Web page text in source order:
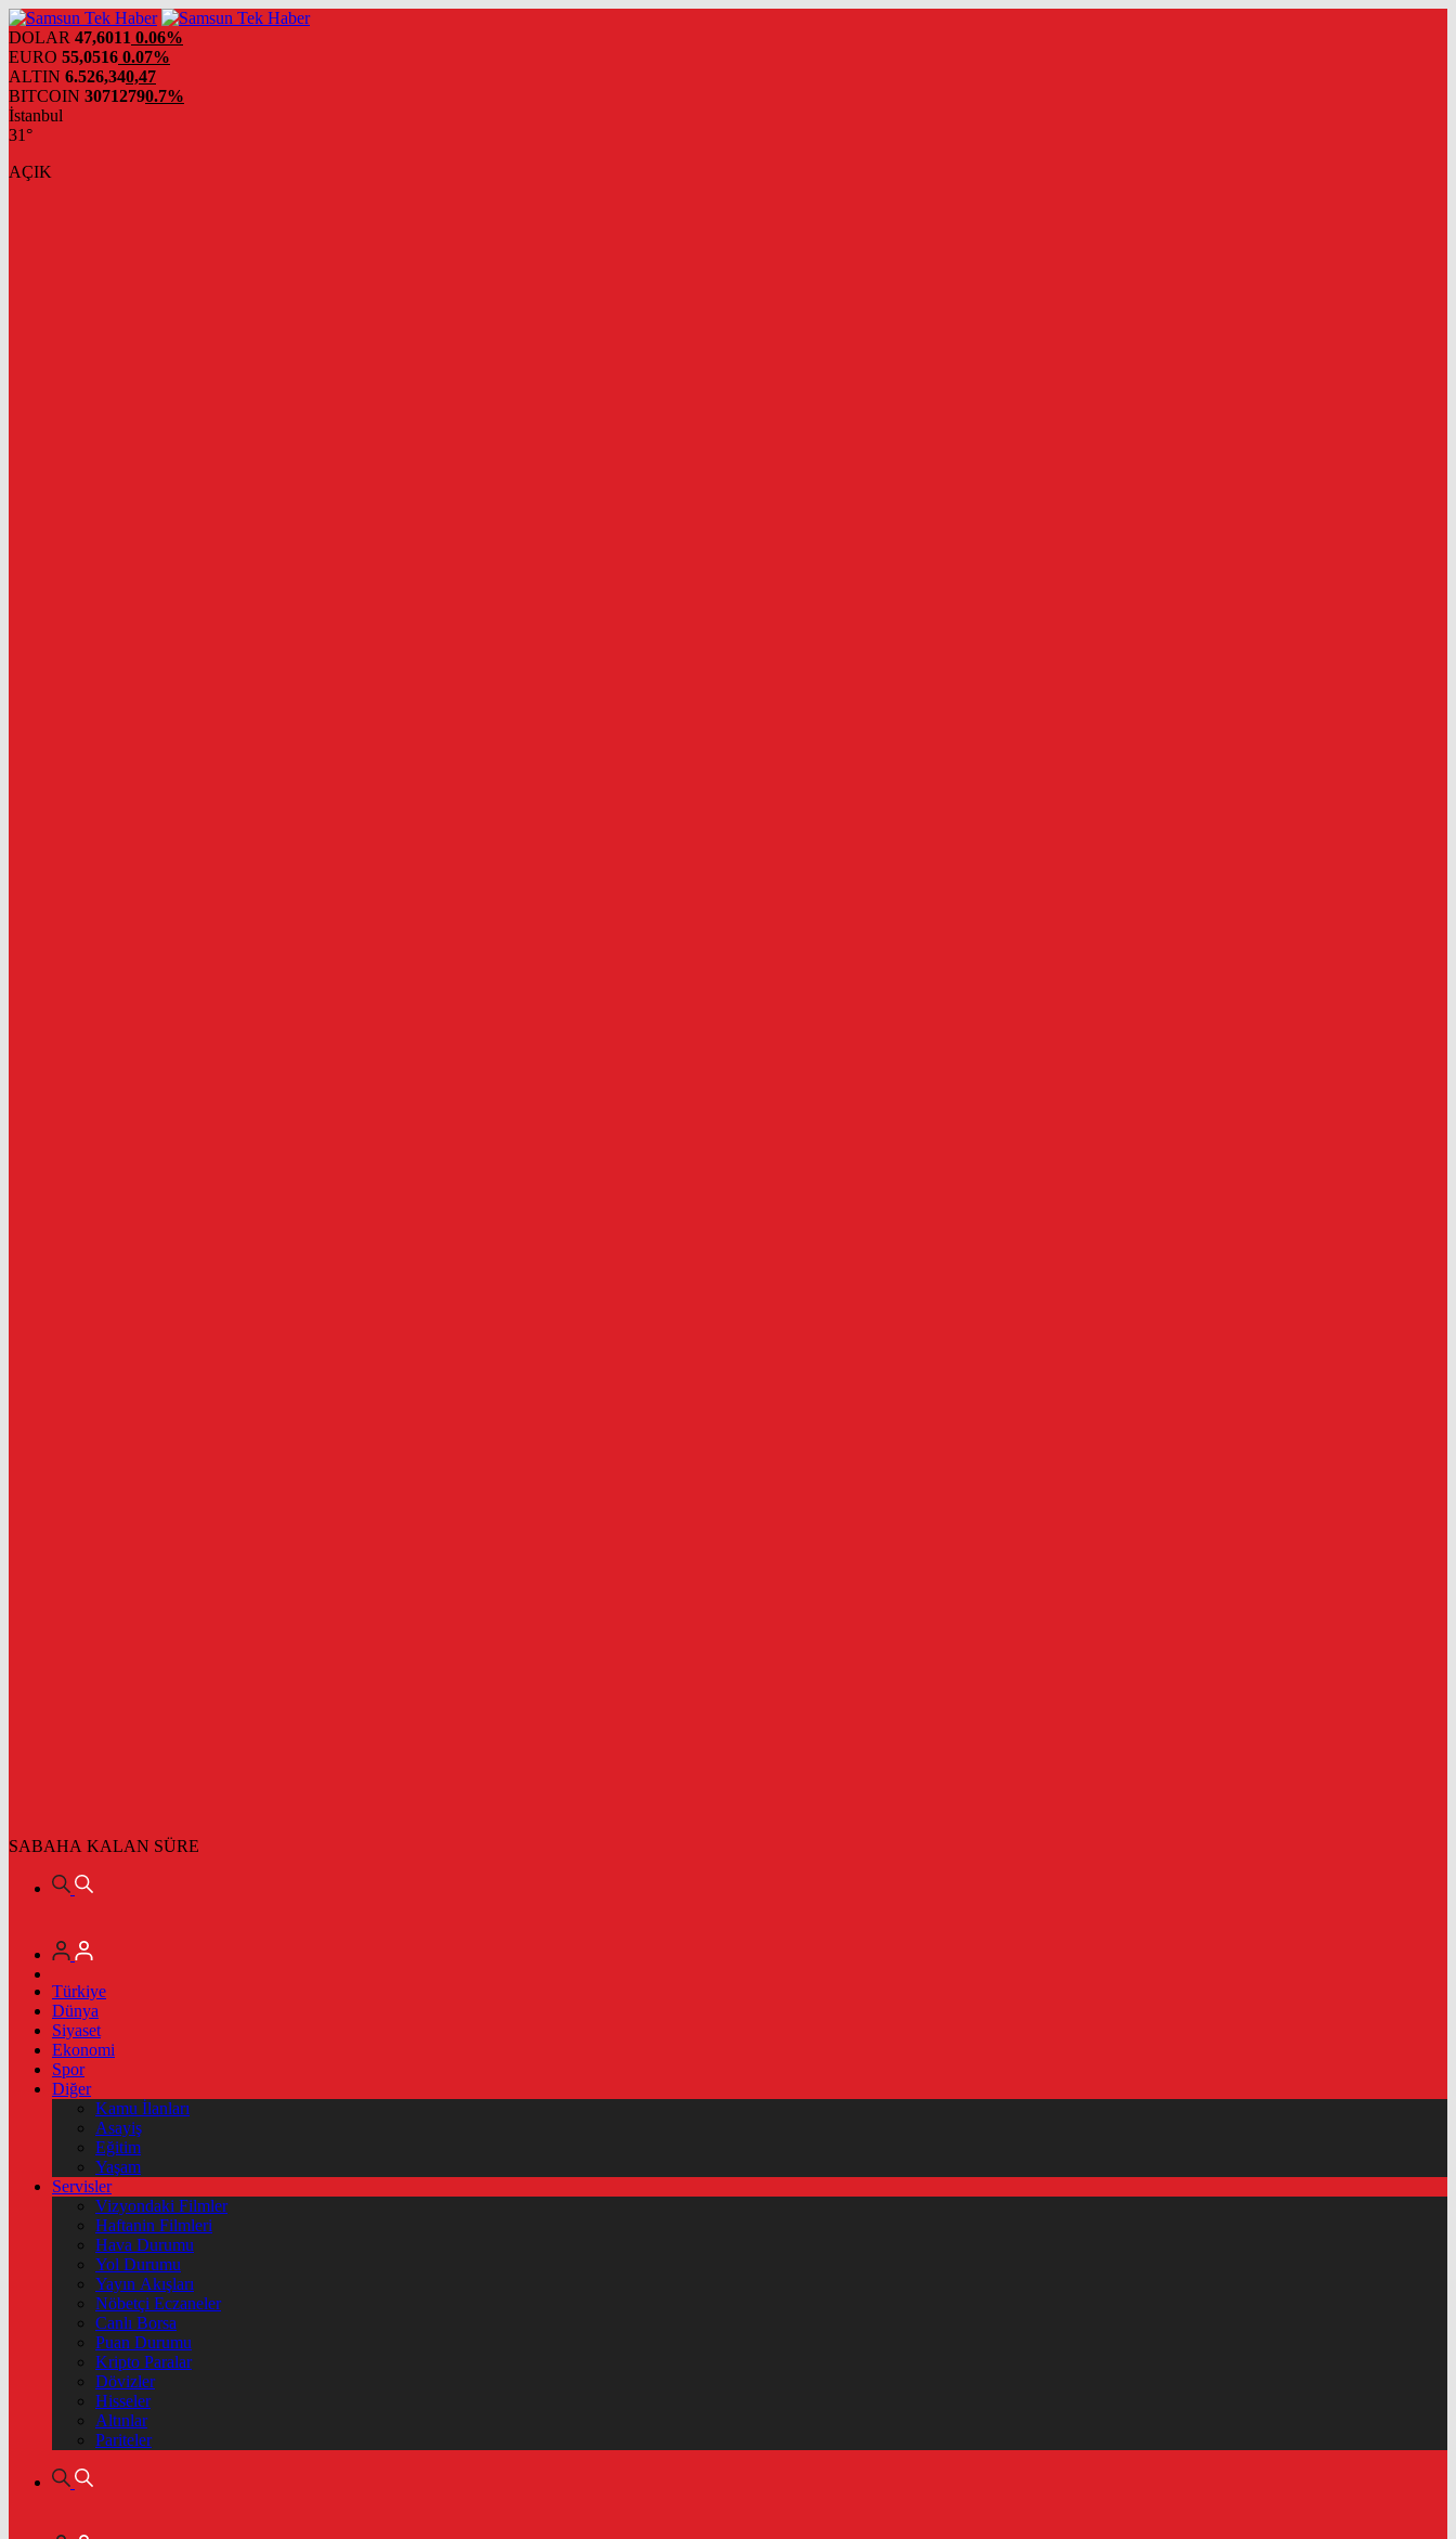
DOLAR 47,6011 0.06%
EURO 55,0516 0.07%
ALTIN 6.526,340,47
BITCOIN 30712790.7%
İstanbul
31°
AÇIK
SABAHA KALAN SÜRE
Türkiye
Dünya
Siyaset
Ekonomi
Spor
Diğer
Kamu İlanları
Asayiş
Eğitim
Yaşam
Servisler
Vizyondaki Filmler
Haftanin Filmleri
Hava Durumu
Yol Durumu
Yayın Akışları
Nöbetçi Eczaneler
Canlı Borsa
Puan Durumu
Kripto Paralar
Dövizler
Hisseler
Altınlar
Pariteler